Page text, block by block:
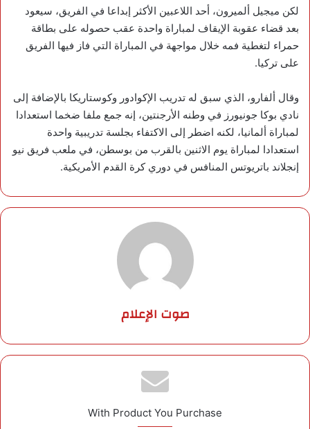
لكن ميجيل ألميرون، أحد اللاعبين الأكثر إبداعا في الفريق، سيعود
بعد قضاء عقوبة الإيقاف لمباراة واحدة عقب حصوله على بطاقة
حمراء لتغطية فمه خلال مواجهة في المباراة التي فاز فيها الفريق
على تركيا.
وقال ألفارو، الذي سبق له تدريب الإكوادور وكوستاريكا بالإضافة إلى
نادي بوكا جونيورز في وطنه الأرجنتين، إنه جمع ملفا ضخما استعدادا
لمباراة ألمانيا، لكنه اضطر إلى الاكتفاء بجلسة تدريبية واحدة
استعدادا لمباراة يوم الاثنين بالقرب من بوسطن، في ملعب فريق نيو
إنجلاند باتريوتس المنافس في دوري كرة القدم الأمريكية.
صوت الإعلام
With Product You Purchase